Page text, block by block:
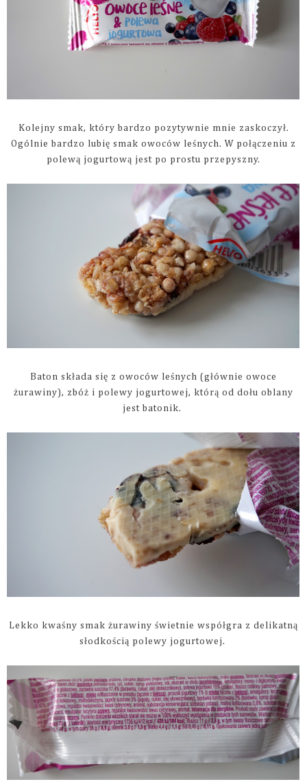
Kolejny smak, który bardzo pozytywnie mnie zaskoczył.
Ogólnie bardzo lubię smak owoców leśnych. W połączeniu z
polewą jogurtową jest po prostu przepyszny.
Baton składa się z owoców leśnych (głównie owoce
żurawiny), zbóż i polewy jogurtowej, którą od dołu oblany
jest batonik.
Lekko kwaśny smak żurawiny świetnie współgra z delikatną
słodkością polewy jogurtowej.